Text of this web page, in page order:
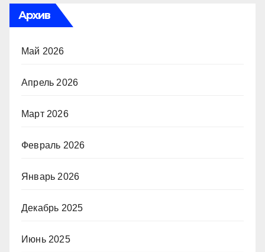
Архив
Май 2026
Апрель 2026
Март 2026
Февраль 2026
Январь 2026
Декабрь 2025
Июнь 2025